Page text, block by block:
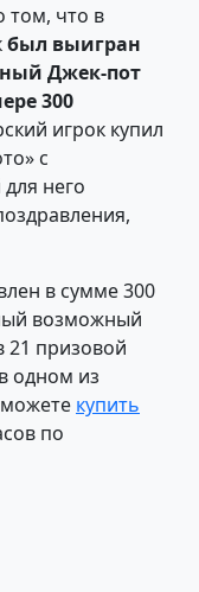
том, что в
был выигран
Джек-пот
300
игрок купил
с
него
в сумме 300
возможный
21 призовой
одном из
купить
по